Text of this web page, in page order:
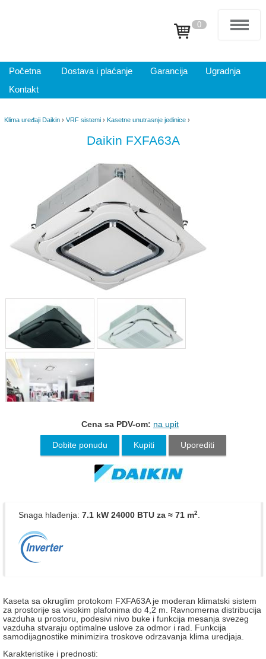
0
Početna Dostava i plaćanje Garancija
Ugradnja
Kontakt
Klima uređaji Daikin › VRF sistemi › Kasetne unutrasnje jedinice ›
Daikin FXFA63A
Cena sa PDV-om: na upit
Dobite ponudu Kupiti Uporediti
Snaga hlađenja: 7.1 kW 24000 BTU za ≈ 71 m2.
Kaseta sa okruglim protokom FXFA63A je moderan klimatski sistem
za prostorije sa visokim plafonima do 4,2 m. Ravnomerna distribucija
vazduha u prostoru, podesivi nivo buke i funkcija mesanja svezeg
vazduha stvaraju optimalne uslove za odmor i rad. Funkcija
samodijagnostike minimizira troskove odrzavanja klima uredjaja.
Karakteristike i prednosti: